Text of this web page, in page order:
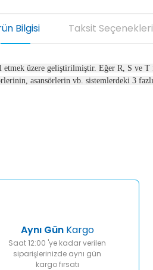
Bilgisi Taksit Seçenekleri
etmek üzere geliştirilmiştir. Eğer R, S ve
asansörlerin vb. sistemlerdeki 3
Aynı GünKargo
Saat 12:00 'ye kadar verilen
siparişlerinizde aynı gün
kargo fırsatı